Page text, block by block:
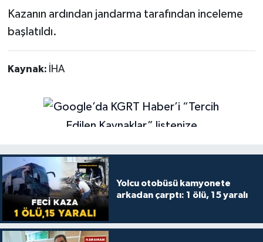
Kazanın ardından jandarma tarafından inceleme
başlatıldı.
Kaynak: İHA
Yolcu otobüsü kamyonete
arkadan çarptı: 1 ölü, 15 yaralı